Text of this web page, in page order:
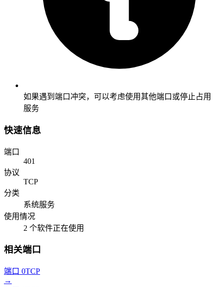
如果遇到端口冲突，可以考虑使用其他端口或停止占用
服务
快速信息
端口
401
协议
TCP
分类
系统服务
使用情况
2 个软件正在使用
相关端口
端口 0TCP
→